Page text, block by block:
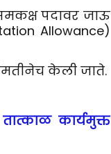
पदावर जाऊ
Allowance)
संमतीनेच केली जाते.
कार्यमुक्त